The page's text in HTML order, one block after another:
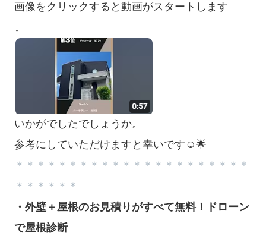
画像をクリックすると動画がスタートします
↓
いかがでしたでしょうか。
参考にしていただけますと幸いです☺️🌟
＊＊＊＊＊＊＊＊＊＊＊＊＊＊＊＊＊＊＊＊＊＊
＊＊＊＊＊＊
・外壁＋屋根のお見積りがすべて無料！ドローン
で屋根診断